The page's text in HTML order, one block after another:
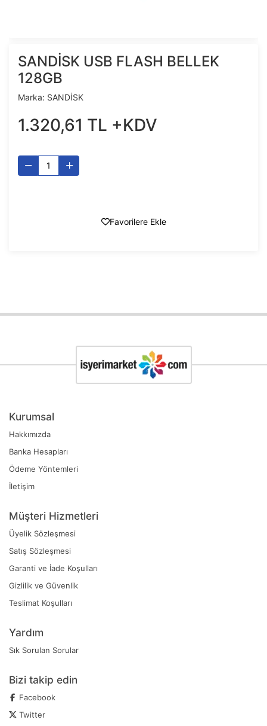
SANDİSK USB FLASH BELLEK
128GB
Marka: SANDİSK
1.320,61 TL +KDV
Favorilere Ekle
Kurumsal
Hakkımızda
Banka Hesapları
Ödeme Yöntemleri
İletişim
Müşteri Hizmetleri
Üyelik Sözleşmesi
Satış Sözleşmesi
Garanti ve İade Koşulları
Gizlilik ve Güvenlik
Teslimat Koşulları
Yardım
Sık Sorulan Sorular
Bizi takip edin
Facebook
Twitter